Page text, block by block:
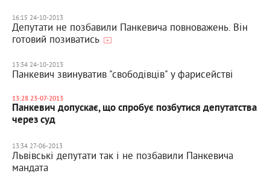
16:15 24-10-2013
Депутати не позбавили Панкевича повноважень. Він
готовий позиватись
13:34 24-10-2013
Панкевич звинуватив "свободівців" у фарисействі
13:28 23-07-2013
Панкевич допускає, що спробує позбутися депутатства
через суд
13:34 27-06-2013
Львівські депутати так і не позбавили Панкевича
мандата